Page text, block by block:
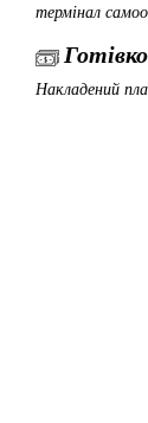
термінал
Накладений